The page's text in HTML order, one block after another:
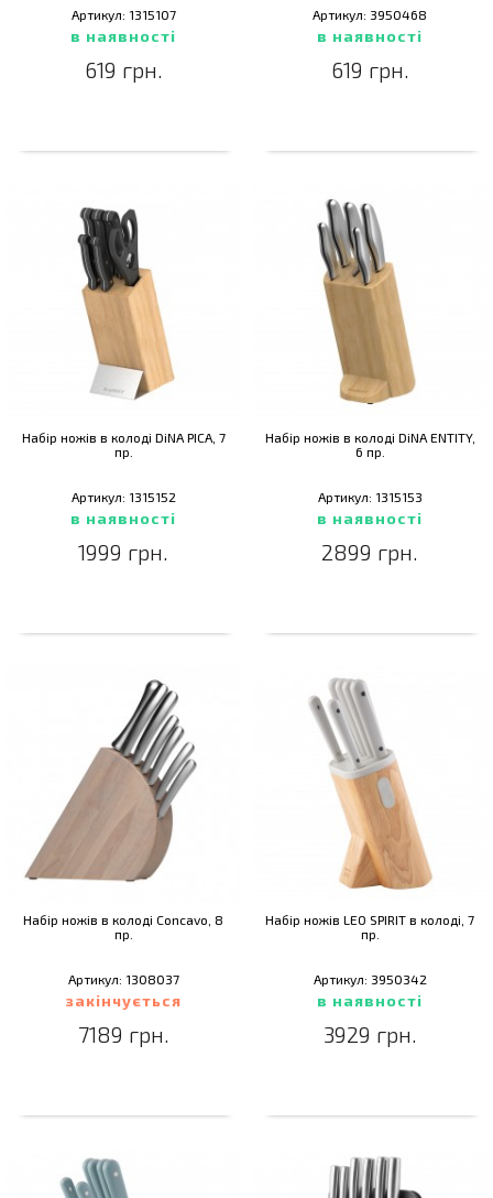
Артикул: 1315107
в наявності
619 грн.
Артикул: 3950468
в наявності
619 грн.
Набір ножів в колоді DiNA PICA, 7
пр.
Артикул: 1315152
в наявності
1999 грн.
Набір ножів в колоді DiNA ENTITY,
6 пр.
Артикул: 1315153
в наявності
2899 грн.
Набір ножів в колоді Concavo, 8
пр.
Артикул: 1308037
закінчується
7189 грн.
Набір ножів LEO SPIRIT в колоді, 7
пр.
Артикул: 3950342
в наявності
3929 грн.